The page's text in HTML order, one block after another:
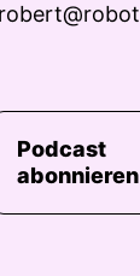
Podcast
abonnieren